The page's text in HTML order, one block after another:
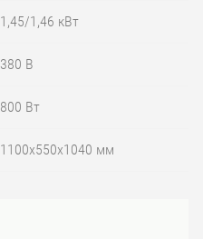
1,45/1,46 кВт
380 В
800 Вт
1100х550х1040 мм